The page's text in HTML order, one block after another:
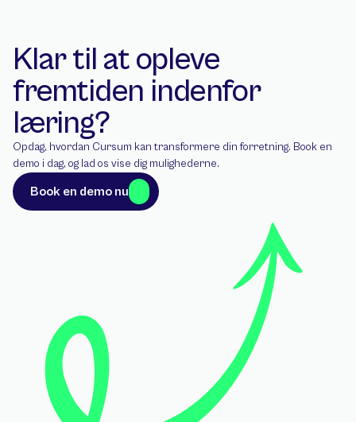
Klar til at opleve
fremtiden indenfor
læring?
Opdag, hvordan Cursum kan transformere din forretning. Book en
demo i dag, og lad os vise dig mulighederne.
Book en demo nu
Book en demo nu